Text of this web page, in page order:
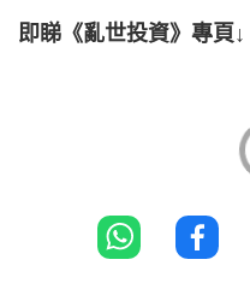
即睇《亂世投資》專頁↓